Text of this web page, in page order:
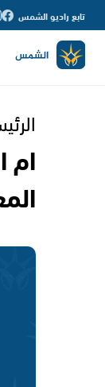
تابع راديو الشمس
ام